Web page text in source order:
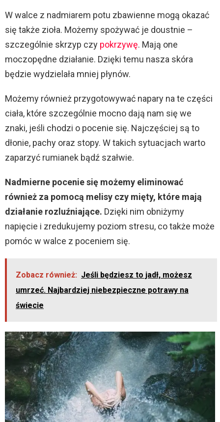
W walce z nadmiarem potu zbawienne mogą okazać
się także zioła. Możemy spożywać je doustnie –
szczególnie skrzyp czy pokrzywę. Mają one
moczopędne działanie. Dzięki temu nasza skóra
będzie wydzielała mniej płynów.
Możemy również przygotowywać napary na te części
ciała, które szczególnie mocno dają nam się we
znaki, jeśli chodzi o pocenie się. Najczęściej są to
dłonie, pachy oraz stopy. W takich sytuacjach warto
zaparzyć rumianek bądź szałwie.
Nadmierne pocenie się możemy eliminować
również za pomocą melisy czy mięty, które mają
działanie rozluźniające. Dzięki nim obniżymy
napięcie i zredukujemy poziom stresu, co także może
pomóc w walce z poceniem się.
Zobacz również: Jeśli będziesz to jadł, możesz
umrzeć. Najbardziej niebezpieczne potrawy na
świecie